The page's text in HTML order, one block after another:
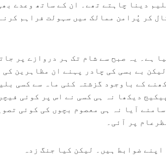
دینا چاہتے تھے۔ ان کے ساتھ وعدے
کر پُرامن ممالک میں سہولت فراہم
ہے۔ یہ صبح سے شام تک ہر دروازے پر
بے بسی کی چادر پہنے ان مظاہرین کی
کے باوجود گزشتہ کئی ماہ سے کسی
دیکھا نہ ہی کسی نے اس پر کوئی
آیا نہ ہی معصوم بچوں کی کوئی
پر آئی۔
ضوابط ہیں۔ لیکن کیا جنگ زدہ